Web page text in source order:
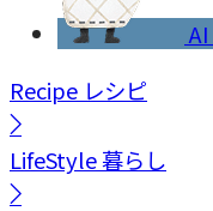
Recipe レシピ
LifeStyle暮らし